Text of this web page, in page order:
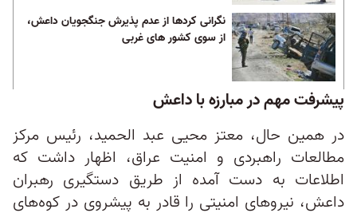
نگرانی کردها از عدم پذیرش جنگجویان داعش،
از سوی کشور های غربی
پیشرفت مهم در مبارزه با داعش
در همین حال، معتز محيی عبد الحميد، رئیس مرکز
مطالعات راهبردی و امنیت عراق، اظهار داشت که
اطلاعات به دست آمده از طریق دستگیری رهبران
داعش، نیروهای امنیتی را قادر به پیشروی در کوه‌های